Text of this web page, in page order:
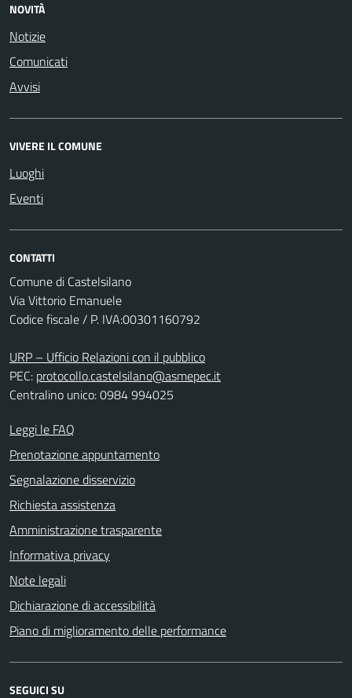
NOVITÀ
Notizie
Comunicati
Avvisi
VIVERE IL COMUNE
Luoghi
Eventi
CONTATTI
Comune di Castelsilano
Via Vittorio Emanuele
Codice fiscale / P. IVA:00301160792
URP – Ufficio Relazioni con il pubblico
PEC: protocollo.castelsilano@asmepec.it
Centralino unico: 0984 994025
Leggi le FAQ
Prenotazione appuntamento
Segnalazione disservizio
Richiesta assistenza
Amministrazione trasparente
Informativa privacy
Note legali
Dichiarazione di accessibilità
Piano di miglioramento delle performance
SEGUICI SU